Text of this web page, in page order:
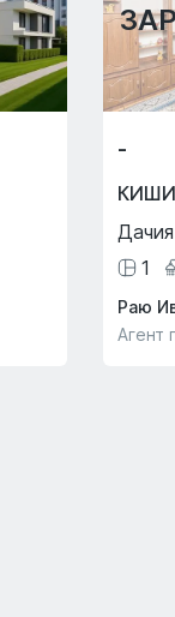
-
Дачия
1
Раю
Агент